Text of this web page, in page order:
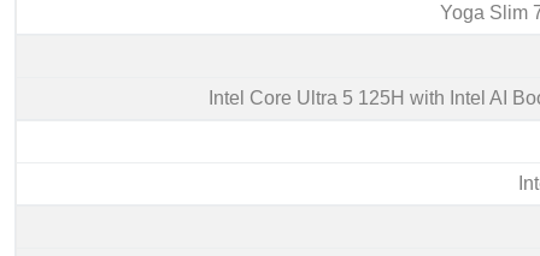
Yoga Slim
Intel Core Ultra 5 125H with Intel AI